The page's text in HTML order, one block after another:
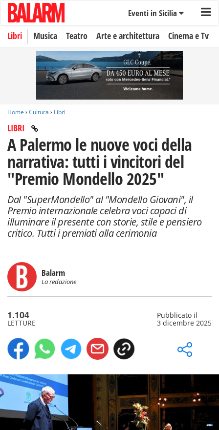
Eventi in Sicilia
Libri Musica Teatro Arte e architettura Cinema e Tv
Home › Cultura › Libri
LIBRI
A Palermo le nuove voci della
narrativa: tutti i vincitori del
"Premio Mondello 2025"
Dal "SuperMondello" al "Mondello Giovani", il
Premio internazionale celebra voci capaci di
illuminare il presente con storie, stile e pensiero
critico. Tutti i premiati alla cerimonia
Balarm
La redazione
1.104
LETTURE
Pubblicato il
3 dicembre 2025